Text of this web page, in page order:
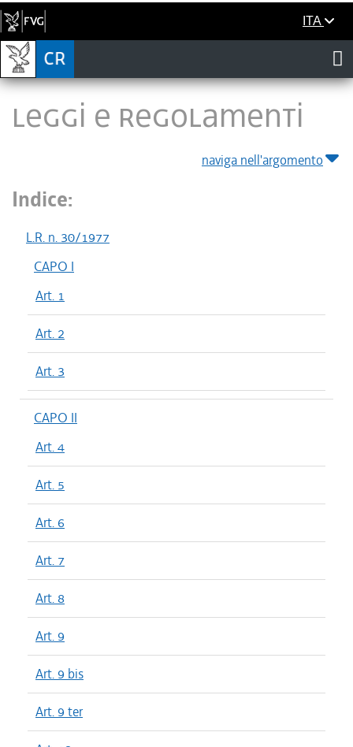
ITA
LEGGI E REGOLAMENTI
naviga nell'argomento
Indice:
L.R. n. 30/1977
CAPO I
Art. 1
Art. 2
Art. 3
CAPO II
Art. 4
Art. 5
Art. 6
Art. 7
Art. 8
Art. 9
Art. 9 bis
Art. 9 ter